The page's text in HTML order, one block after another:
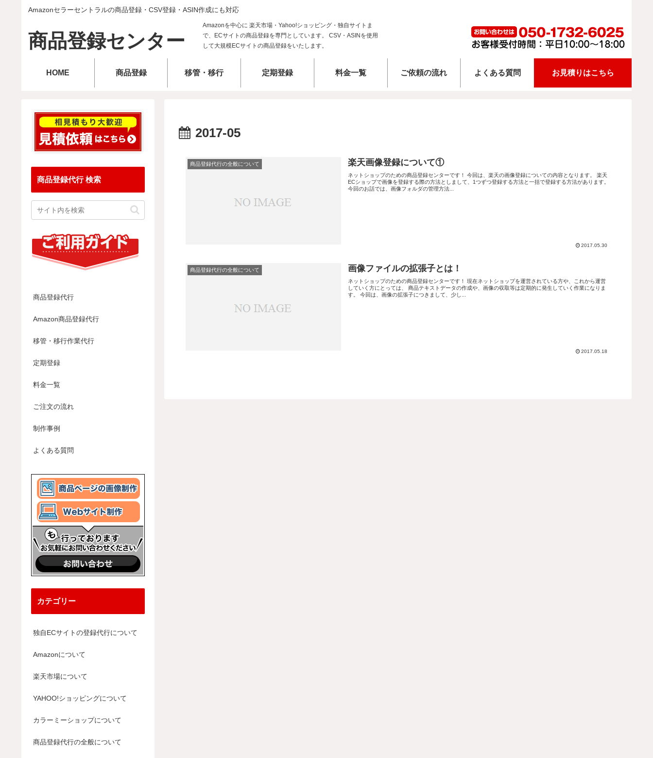
Amazonセラーセントラルの商品登録・CSV登録・ASIN作成にも対応
商品登録センター
HOME 商品登録 移管・移行 定期登録 料金一覧 ご依頼の流れ よくある質問 お見積りはこちら
2017-05
商品登録代行の全般について 楽天画像登録について①
ネットショップのための商品登録センターです！ 今回は、楽天の画像登録についての内容となります。 楽天
ECショップで画像を登録する際の方法としまして、1つずつ登録する方法と一括で登録する方法があります。
今回のお話では、画像フォルダの管理方法...
2017.05.30
商品登録代行の全般について 画像ファイルの拡張子とは！
ネットショップのための商品登録センターです！ 現在ネットショップを運営されている方や、これから運営
していく方にとっては、 商品テキストデータの作成や、画像の収取等は定期的に発生していく作業になりま
す。 今回は、画像の拡張子につきまして、少し...
2017.05.18
商品登録代行 検索
商品登録代行
Amazon商品登録代行
移管・移行作業代行
定期登録
料金一覧
ご注文の流れ
制作事例
よくある質問
カテゴリー
独自ECサイトの登録代行について
Amazonについて
楽天市場について
YAHOO!ショッピングについて
カラーミーショップについて
商品登録代行の全般について